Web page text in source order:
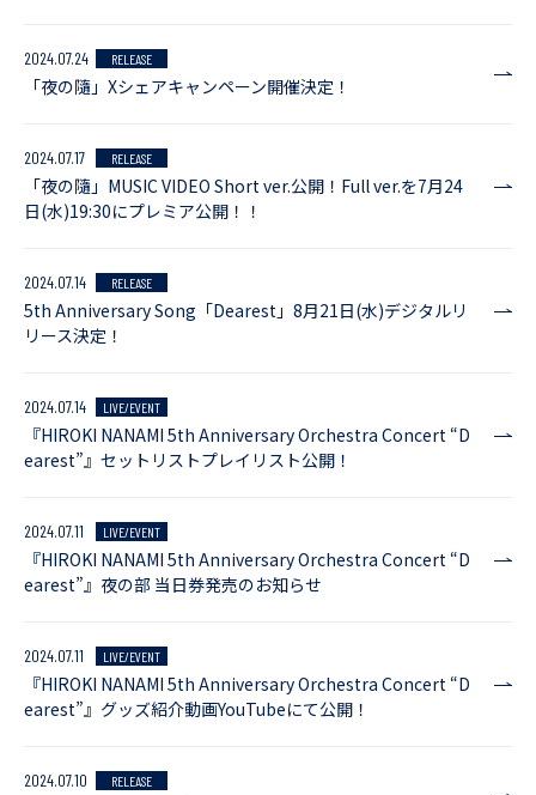
2024.07.24 RELEASE
「夜の隨」Xシェアキャンペーン開催決定！
2024.07.17 RELEASE
「夜の隨」MUSIC VIDEO Short ver.公開！Full ver.を7月24
日(水)19:30にプレミア公開！！
2024.07.14 RELEASE
5th Anniversary Song「Dearest」8月21日(水)デジタルリ
リース決定！
2024.07.14 LIVE/EVENT
『HIROKI NANAMI 5th Anniversary Orchestra Concert “D
earest”』セットリストプレイリスト公開！
2024.07.11 LIVE/EVENT
『HIROKI NANAMI 5th Anniversary Orchestra Concert “D
earest”』夜の部 当日券発売のお知らせ
2024.07.11 LIVE/EVENT
『HIROKI NANAMI 5th Anniversary Orchestra Concert “D
earest”』グッズ紹介動画YouTubeにて公開！
2024.07.10 RELEASE